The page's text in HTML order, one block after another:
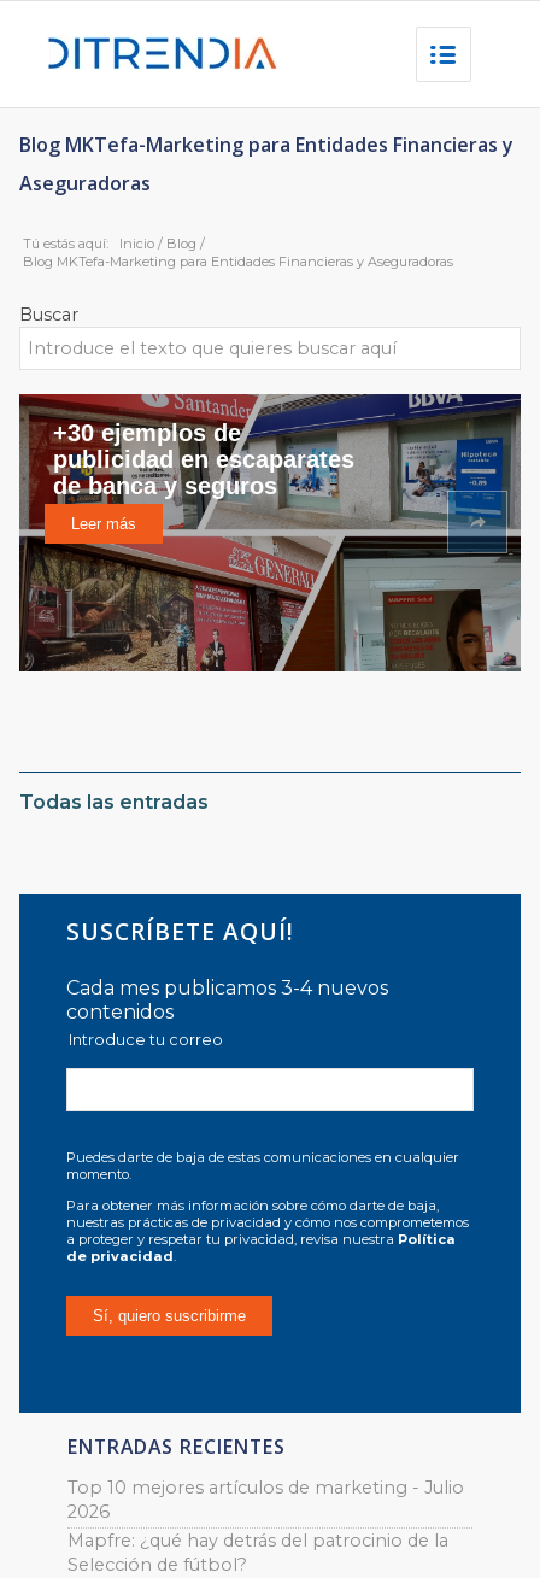
Blog MKTefa-Marketing para Entidades Financieras y
Aseguradoras
Tú estás aquí: Inicio / Blog /
Blog MKTefa-Marketing para Entidades Financieras y Aseguradoras
Buscar
+30 ejemplos de
publicidad en escaparates
de banca y seguros
Leer más
Todas las entradas
SUSCRÍBETE AQUÍ!
Cada mes publicamos 3-4 nuevos
contenidos
Introduce tu correo
Puedes darte de baja de estas comunicaciones en cualquier
momento.
Para obtener más información sobre cómo darte de baja,
nuestras prácticas de privacidad y cómo nos comprometemos
a proteger y respetar tu privacidad, revisa nuestra Política
de privacidad
ENTRADAS RECIENTES
Top 10 mejores artículos de marketing - Julio
2026
Mapfre: ¿qué hay detrás del patrocinio de la
Selección de fútbol?